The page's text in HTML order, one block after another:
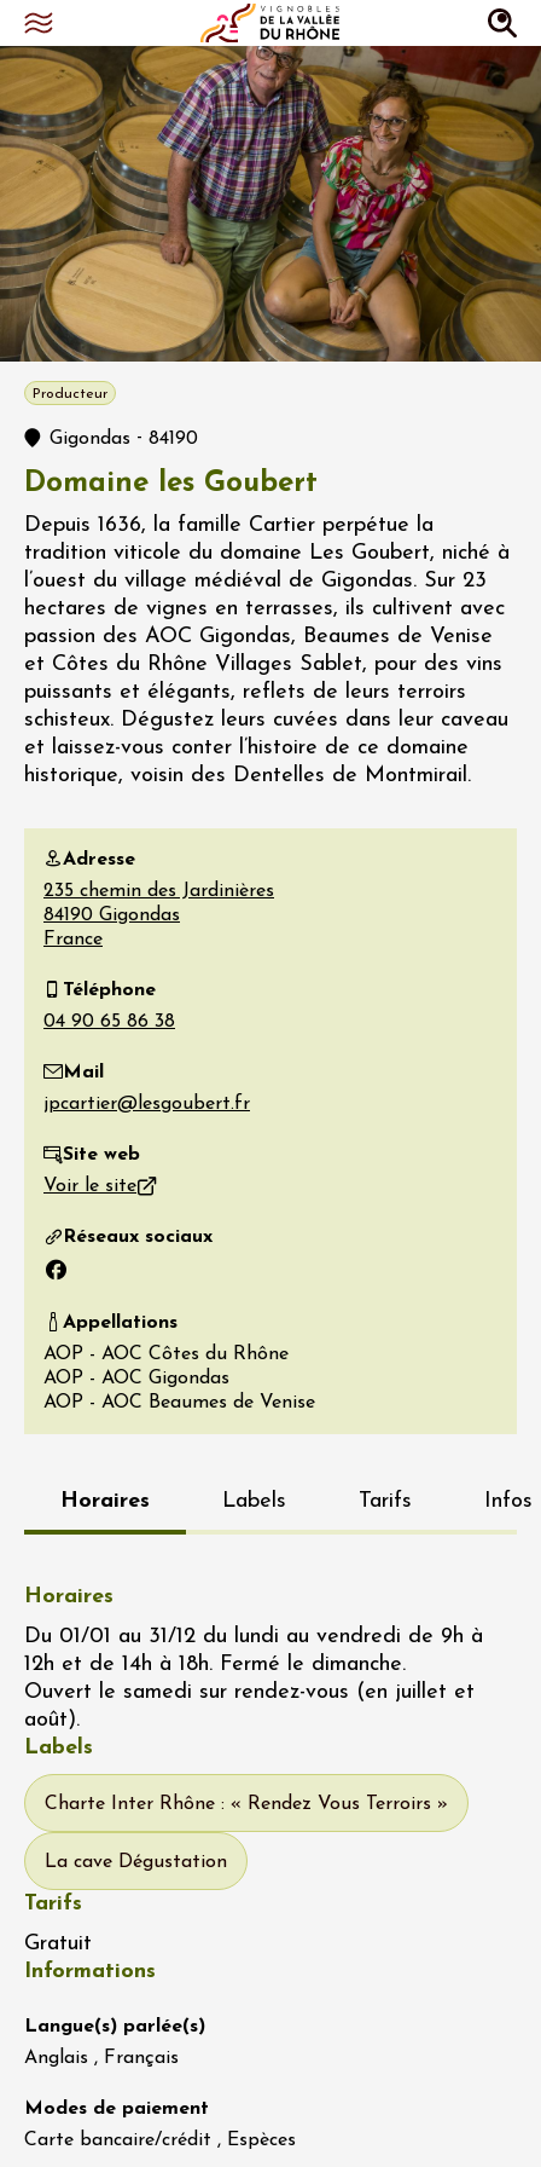
Producteur
Gigondas - 84190
Domaine les Goubert
Depuis 1636, la famille Cartier perpétue la
tradition viticole du domaine Les Goubert, niché à
l’ouest du village médiéval de Gigondas. Sur 23
hectares de vignes en terrasses, ils cultivent avec
passion des AOC Gigondas, Beaumes de Venise
et Côtes du Rhône Villages Sablet, pour des vins
puissants et élégants, reflets de leurs terroirs
schisteux. Dégustez leurs cuvées dans leur caveau
et laissez-vous conter l’histoire de ce domaine
historique, voisin des Dentelles de Montmirail.
Adresse
235 chemin des Jardinières
84190 Gigondas
France
Téléphone
Mail
Site web
Voir le site
Réseaux sociaux
Facebook
Appellations
AOP - AOC Côtes du Rhône
AOP - AOC Gigondas
AOP - AOC Beaumes de Venise
Horaires Labels Tarifs Infos
Horaires
Du 01/01 au 31/12 du lundi au vendredi de 9h à
12h et de 14h à 18h. Fermé le dimanche.
Ouvert le samedi sur rendez-vous (en juillet et
août).
Labels
Charte Inter Rhône : « Rendez Vous Terroirs »
La cave Dégustation
Tarifs
Gratuit
Informations
Langue(s) parlée(s)
Anglais , Français
Modes de paiement
Carte bancaire/crédit , Espèces